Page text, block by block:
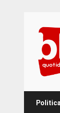
content
Politica